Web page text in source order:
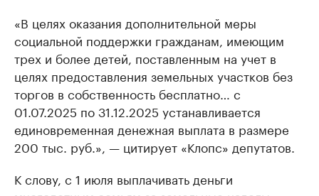
«В целях оказания дополнительной меры
социальной поддержки гражданам, имеющим
трех и более детей, поставленным на учет в
целях предоставления земельных участков без
торгов в собственность бесплатно… с
01.07.2025 по 31.12.2025 устанавливается
единовременная денежная выплата в размере
200 тыс. руб.», — цитирует «Клопс» депутатов.
К слову, с 1 июля выплачивать деньги